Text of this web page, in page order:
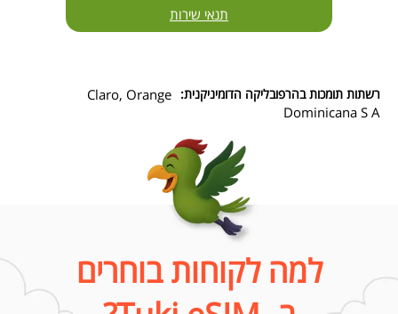
תנאי שירות
רשתות תומכות בהרפובליקה הדומיניקנית: Claro, Orange
Dominicana S A
למה לקוחות בוחרים